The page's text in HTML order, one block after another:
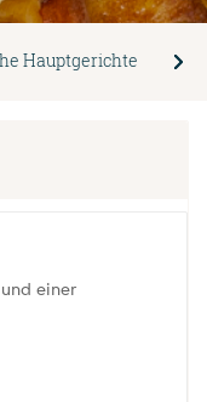
Hauptgerichte
einer